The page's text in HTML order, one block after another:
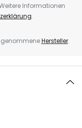
Informationen
.
Hersteller.